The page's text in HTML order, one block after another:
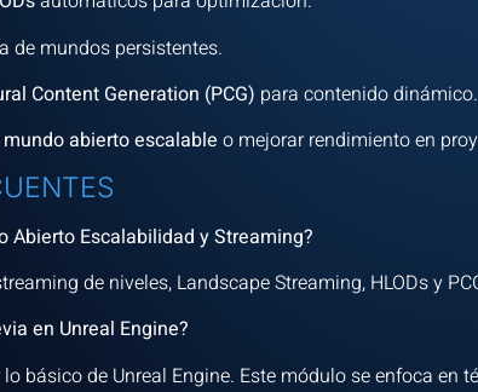
de mundos persistentes.
Content Generation (PCG) para contenido dinámico.
mundo abierto escalable o mejorar rendimiento en
Abierto Escalabilidad y Streaming?
de niveles, Landscape Streaming, HLODs y
en Unreal Engine?
básico de Unreal Engine. Este módulo se enfoca